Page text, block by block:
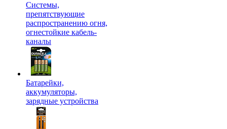
Системы,
препятствующие
распространению огня,
огнестойкие кабель-
каналы
Батарейки,
аккумуляторы,
зарядные устройства